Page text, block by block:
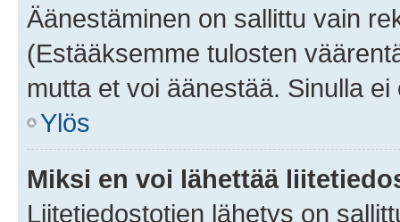
Äänestäminen on sallittu vain
(Estääksemme tulosten
mutta et voi äänestää. Sinulla
Ylös
Miksi en voi lähettää
Liitetiedostotjen lähetys on